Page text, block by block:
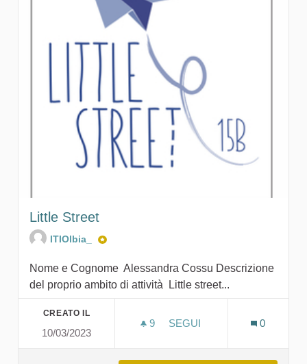
Little Street
ITIOlbia_
Nome e Cognome Alessandra Cossu Descrizione
del proprio ambito di attività Little street...
CREATO IL
10/03/2023
9 9 SOSTENITORI
SEGUI
0